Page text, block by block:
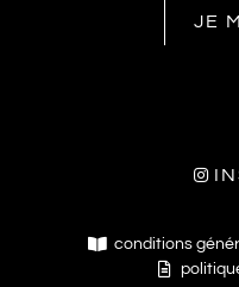
JE
conditions